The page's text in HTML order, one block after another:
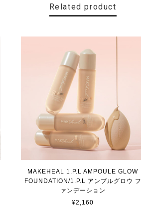
Related product
MAKEHEAL 1.P.L AMPOULE GLOW
FOUNDATION/1.P.L アンプルグロウ フ
ァンデーション
¥2,160